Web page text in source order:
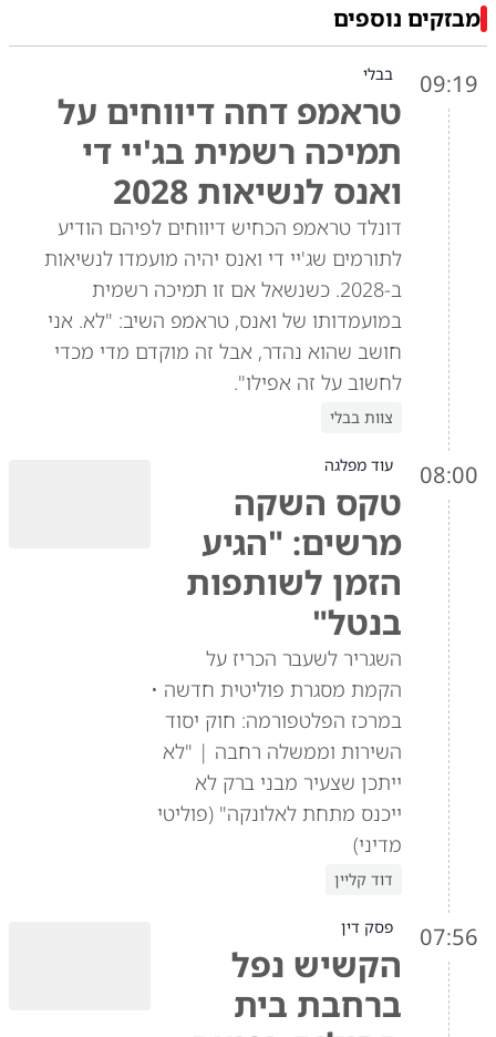
מבזקים נוספים
09:19 בבלי
טראמפ דחה דיווחים על
תמיכה רשמית בג'יי די
ואנס לנשיאות 2028
דונלד טראמפ הכחיש דיווחים לפיהם הודיע
לתורמים שג'יי די ואנס יהיה מועמדו לנשיאות
ב-2028. כשנשאל אם זו תמיכה רשמית
במועמדותו של ואנס, טראמפ השיב: "לא. אני
חושב שהוא נהדר, אבל זה מוקדם מדי מכדי
לחשוב על זה אפילו".
צוות בבלי
08:00 עוד מפלגה
טקס השקה
מרשים: "הגיע
הזמן לשותפות
בנטל"
השגריר לשעבר הכריז על
הקמת מסגרת פוליטית חדשה •
במרכז הפלטפורמה: חוק יסוד
השירות וממשלה רחבה | "לא
ייתכן שצעיר מבני ברק לא
ייכנס מתחת לאלונקה" (פוליטי
מדיני)
דוד קליין
07:56 פסק דין
הקשיש נפל
ברחבת בית